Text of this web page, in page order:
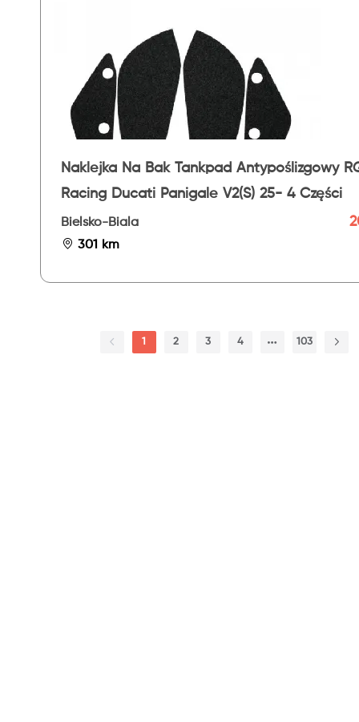
Naklejka Na Bak Tankpad Antypoślizgowy
Racing Ducati Panigale V2(S) 25- 4 Części
Bielsko-Biala
301 km
1 2 3 4 103